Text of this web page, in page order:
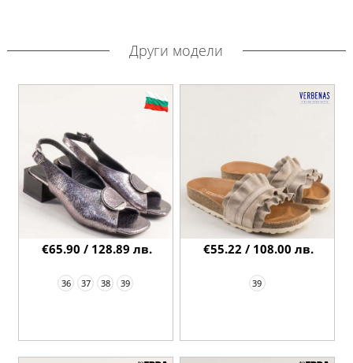
Други модели
36 37 38 39
€65.90 / 128.89 лв.
39
€55.22 / 108.00 лв.